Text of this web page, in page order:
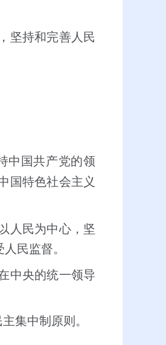
坚持和完善人民
中国共产党的领
国特色社会主义
人民为中心，坚
民监督。
中央的统一领导
集中制原则。